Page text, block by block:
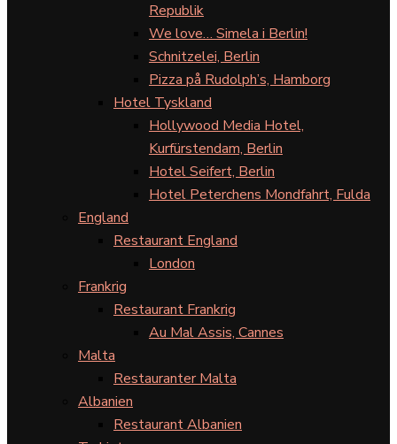
Republik
We love… Simela i Berlin!
Schnitzelei, Berlin
Pizza på Rudolph’s, Hamborg
Hotel Tyskland
Hollywood Media Hotel,
Kurfürstendam, Berlin
Hotel Seifert, Berlin
Hotel Peterchens Mondfahrt, Fulda
England
Restaurant England
London
Frankrig
Restaurant Frankrig
Au Mal Assis, Cannes
Malta
Restauranter Malta
Albanien
Restaurant Albanien